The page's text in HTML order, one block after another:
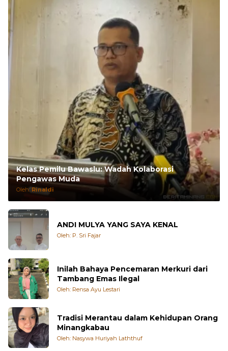
Kelas Pemilu Bawaslu: Wadah Kolaborasi
Pengawas Muda
Oleh:Rinaldi
ANDI MULYA YANG SAYA KENAL
Oleh: P. Sri Fajar
Inilah Bahaya Pencemaran Merkuri dari
Tambang Emas Ilegal
Oleh: Rensa Ayu Lestari
Tradisi Merantau dalam Kehidupan Orang
Minangkabau
Oleh: Nasywa Huriyah Laththuf